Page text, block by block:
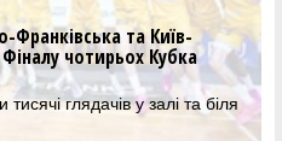
Франківська та Київ-
чотирьох Кубка
глядачів у залі та біля